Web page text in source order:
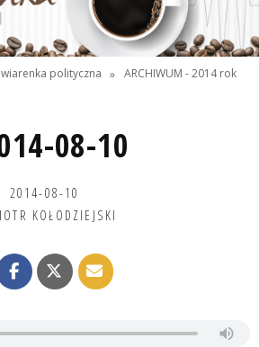
polityczna » ARCHIWUM - 2014 rok
08-10
2014-08-10
KOŁODZIEJSKI